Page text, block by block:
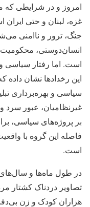
امروز و در شرایطی که
غزه، لبنان و حتی
جنگ، ترور و ناامنی
انسان‌دوستی،
است. اما رفتار سیاسی
این رخدادها نشان داده
سیاسی و بهره‌برداری
غیرنظامیان، عبور
بر پروژه‌های سیاسی،
فاصله این گروه با
است.
در طول ماه‌ها و
تصاویر دردناک کشتار
هزاران کودک و زن